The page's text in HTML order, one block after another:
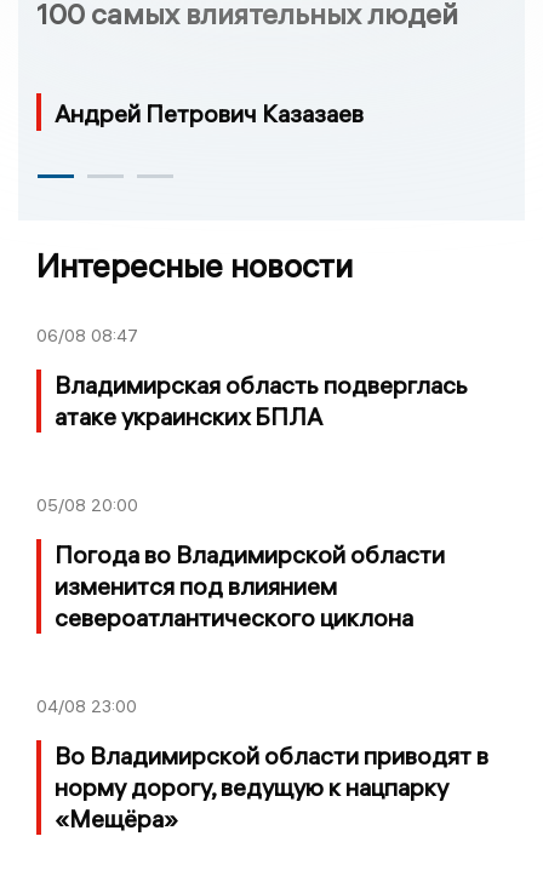
100 самых влиятельных людей
Андрей Петрович Казазаев
Интересные новости
06/08 08:47
Владимирская область подверглась
атаке украинских БПЛА
05/08 20:00
Погода во Владимирской области
изменится под влиянием
североатлантического циклона
04/08 23:00
Во Владимирской области приводят в
норму дорогу, ведущую к нацпарку
«Мещёра»